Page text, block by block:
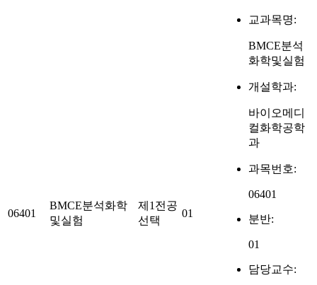
06401
BMCE분석화학
및실험
제1전공
선택
01
교과목명:
BMCE분석
화학및실험
개설학과:
바이오메디
컬화학공학
과
과목번호:
06401
분반:
01
담당교수: